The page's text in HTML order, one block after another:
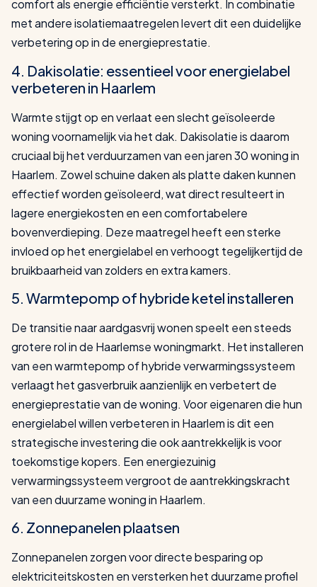
comfort als energie efficiëntie versterkt. In combinatie
met andere isolatiemaatregelen levert dit een duidelijke
verbetering op in de energieprestatie.
4. Dakisolatie: essentieel voor energielabel
verbeteren in Haarlem
Warmte stijgt op en verlaat een slecht geïsoleerde
woning voornamelijk via het dak. Dakisolatie is daarom
cruciaal bij het verduurzamen van een jaren 30 woning in
Haarlem. Zowel schuine daken als platte daken kunnen
effectief worden geïsoleerd, wat direct resulteert in
lagere energiekosten en een comfortabelere
bovenverdieping. Deze maatregel heeft een sterke
invloed op het energielabel en verhoogt tegelijkertijd de
bruikbaarheid van zolders en extra kamers.
5. Warmtepomp of hybride ketel installeren
De transitie naar aardgasvrij wonen speelt een steeds
grotere rol in de Haarlemse woningmarkt. Het installeren
van een warmtepomp of hybride verwarmingssysteem
verlaagt het gasverbruik aanzienlijk en verbetert de
energieprestatie van de woning. Voor eigenaren die hun
energielabel willen verbeteren in Haarlem is dit een
strategische investering die ook aantrekkelijk is voor
toekomstige kopers. Een energiezuinig
verwarmingssysteem vergroot de aantrekkingskracht
van een duurzame woning in Haarlem.
6. Zonnepanelen plaatsen
Zonnepanelen zorgen voor directe besparing op
elektriciteitskosten en versterken het duurzame profiel